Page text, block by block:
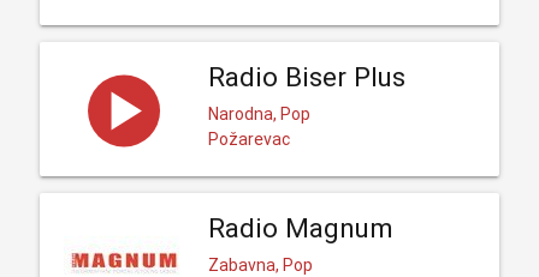
Radio Biser Plus
Narodna, Pop
Požarevac
Radio Magnum
Zabavna, Pop